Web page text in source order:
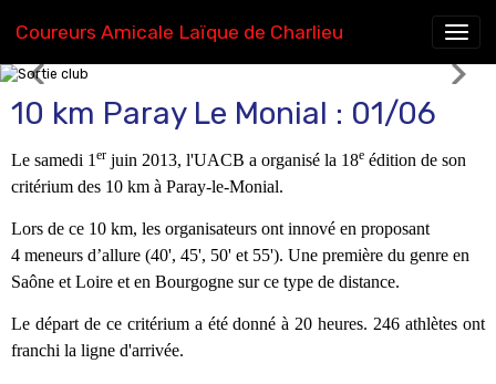
Coureurs Amicale Laïque de Charlieu
10 km Paray Le Monial : 01/06
Le samedi 1 er juin 2013, l'UACB a organisé la 18e édition de son
critérium des 10 km à Paray-le-Monial.
Lors de ce 10 km, les organisateurs ont innové en proposant
4 meneurs d’allure (40', 45', 50' et 55'). Une première du genre en
Saône et Loire et en Bourgogne sur ce type de distance.
Le départ de ce critérium a été donné à 20 heures. 246 athlètes ont
franchi la ligne d'arrivée.